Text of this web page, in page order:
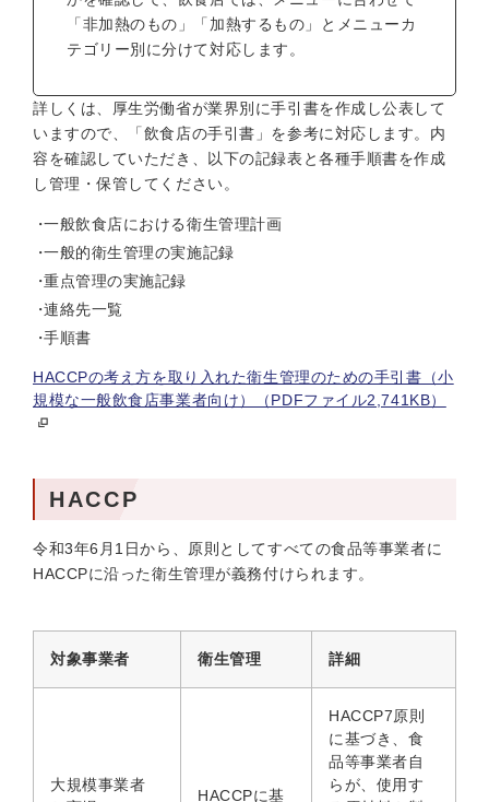
「非加熱のもの」「加熱するもの」とメニューカ
テゴリー別に分けて対応します。
詳しくは、厚生労働省が業界別に手引書を作成し公表して
いますので、「飲食店の手引書」を参考に対応します。内
容を確認していただき、以下の記録表と各種手順書を作成
し管理・保管してください。
一般飲食店における衛生管理計画
一般的衛生管理の実施記録
重点管理の実施記録
連絡先一覧
手順書
HACCPの考え方を取り入れた衛生管理のための手引書（小
規模な一般飲食店事業者向け）（PDFファイル2,741KB）
HACCP
令和3年6月1日から、原則としてすべての食品等事業者に
HACCPに沿った衛生管理が義務付けられます。
対象事業者 衛生管理 詳細
大規模事業者
HACCPに基
HACCP7原則
に基づき、食
品等事業者自
らが、使用す